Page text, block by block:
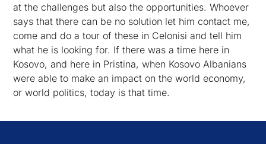
at the challenges but also the opportunities. Whoever
says that there can be no solution let him contact me,
come and do a tour of these in Celonisi and tell him
what he is looking for. If there was a time here in
Kosovo, and here in Pristina, when Kosovo Albanians
were able to make an impact on the world economy,
or world politics, today is that time.